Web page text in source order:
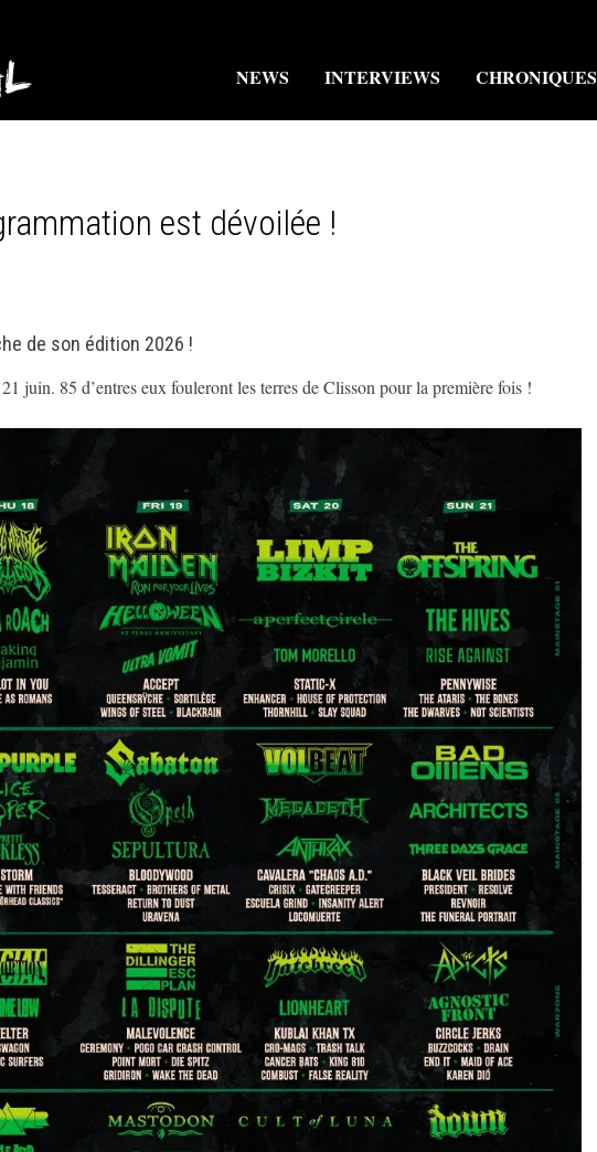
NEWS INTERVIEWS CHRONIQUES
est dévoilée !
de son édition 2026 !
juin. 85 d’entres eux fouleront les terres de Clisson pour la première fois !